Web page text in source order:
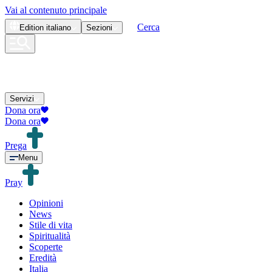
Vai al contenuto principale
Edition italiano Sezioni Cerca
Servizi
Dona ora
Dona ora
Prega
Menu
Pray
Opinioni
News
Stile di vita
Spiritualità
Scoperte
Eredità
Italia